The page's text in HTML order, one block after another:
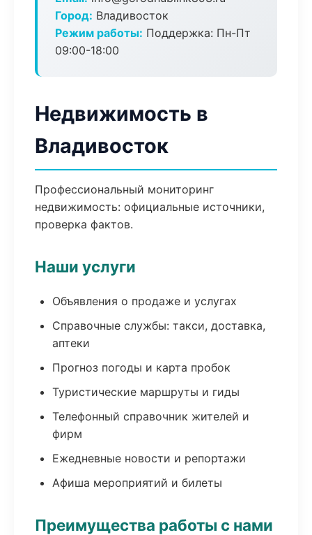
Город: Владивосток
Режим работы: Поддержка: Пн-Пт
09:00-18:00
Недвижимость в
Владивосток
Профессиональный мониторинг
недвижимость: официальные источники,
проверка фактов.
Наши услуги
Объявления о продаже и услугах
Справочные службы: такси, доставка,
аптеки
Прогноз погоды и карта пробок
Туристические маршруты и гиды
Телефонный справочник жителей и
фирм
Ежедневные новости и репортажи
Афиша мероприятий и билеты
Преимущества работы с нами